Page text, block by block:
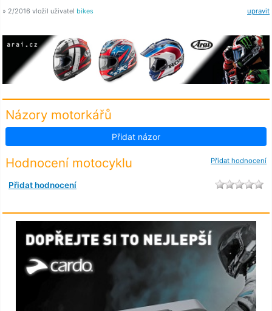
upravit
» 2/2016 vložil uživatel bikes
Názory motorkářů
Přidat názor
Přidat hodnocení
Hodnocení motocyklu
Přidat hodnocení